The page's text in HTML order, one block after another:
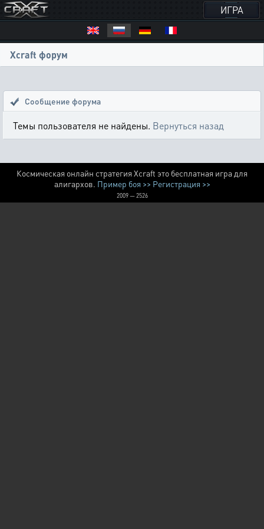
ИГРА
Xcraft форум
Сообщение форума
Темы пользователя не найдены. Вернуться назад
Космическая онлайн стратегия Xcraft это бесплатная игра для
алигархов. Пример боя >> Регистрация >>
2009 — 2526